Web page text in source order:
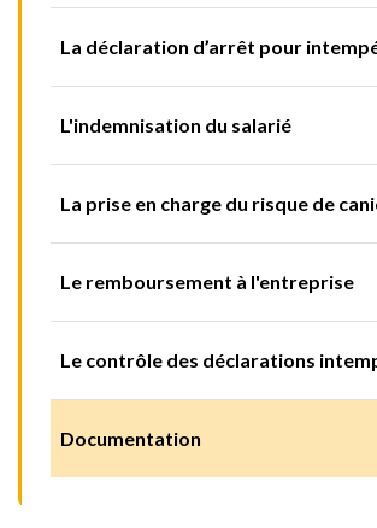
La déclaration d’arrêt pour
L'indemnisation du salarié
La prise en charge du risque de
Le remboursement à l'entreprise
Le contrôle des déclarations
Documentation